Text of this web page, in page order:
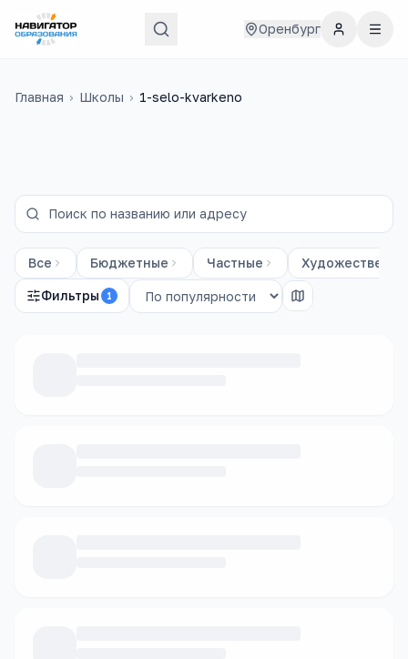
Оренбург
Главная › Школы › 1-selo-kvarkeno
Все Бюджетные Частные
Фильтры 1